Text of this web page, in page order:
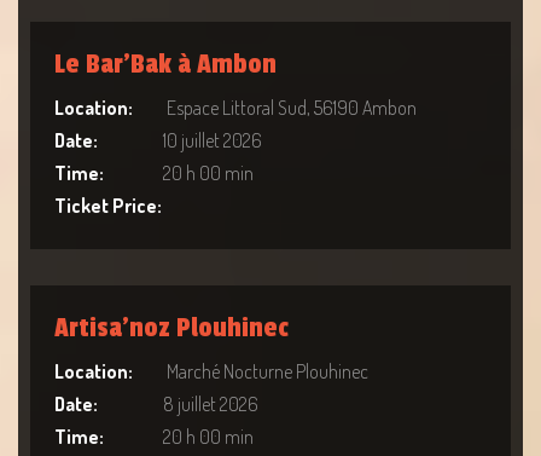
Le Bar’Bak à Ambon
Location:
Espace Littoral Sud, 56190 Ambon
Date:
10 juillet 2026
Time:
20 h 00 min
Ticket Price:
Artisa’noz Plouhinec
Location:
Marché Nocturne Plouhinec
Date:
8 juillet 2026
Time:
20 h 00 min